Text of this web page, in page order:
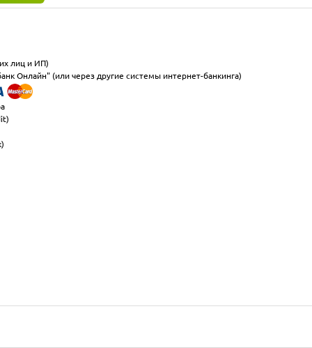
лиц и ИП)
Онлайн" (или через другие системы интернет-банкинга)